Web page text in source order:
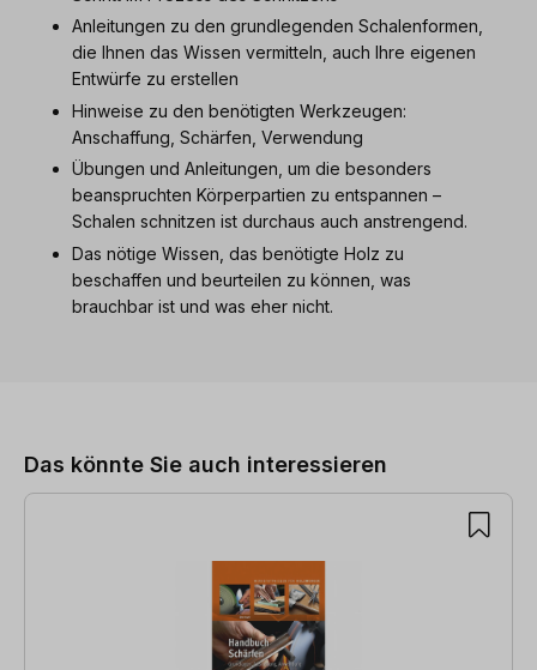
Anleitungen zu den grundlegenden Schalenformen,
die Ihnen das Wissen vermitteln, auch Ihre eigenen
Entwürfe zu erstellen
Hinweise zu den benötigten Werkzeugen:
Anschaffung, Schärfen, Verwendung
Übungen und Anleitungen, um die besonders
beanspruchten Körperpartien zu entspannen –
Schalen schnitzen ist durchaus auch anstrengend.
Das nötige Wissen, das benötigte Holz zu
beschaffen und beurteilen zu können, was
brauchbar ist und was eher nicht.
Das könnte Sie auch interessieren